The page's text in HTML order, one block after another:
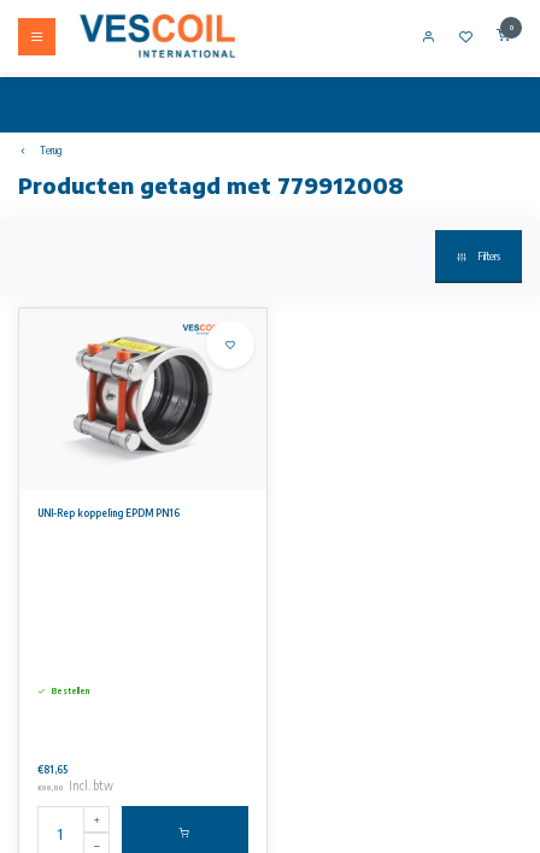
0
Terug
Producten getagd met 779912008
Filters
UNI-Rep koppeling EPDM PN16
Bestellen
€81,65
€98,80 Incl. btw